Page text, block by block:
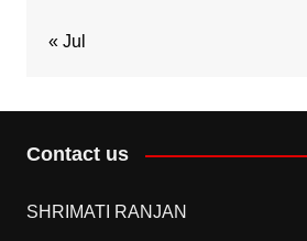
« Jul
Contact us
SHRIMATI RANJAN